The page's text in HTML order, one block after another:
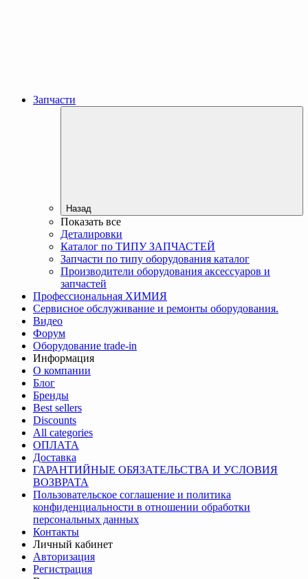
Запчасти
Назад
Показать все
Деталировки
Каталог по ТИПУ ЗАПЧАСТЕЙ
Запчасти по типу оборудования каталог
Производители оборудования аксессуаров и
запчастей
Профессиональная ХИМИЯ
Сервисное обслуживание и ремонты оборудования.
Видео
Форум
Оборудование trade-in
Информация
О компании
Блог
Бренды
Best sellers
Discounts
All categories
ОПЛАТА
Доставка
ГАРАНТИЙНЫЕ ОБЯЗАТЕЛЬСТВА И УСЛОВИЯ
ВОЗВРАТА
Пользовательское соглашение и политика
конфиденциальности в отношении обработки
персональных данных
Контакты
Личный кабинет
Авторизация
Регистрация